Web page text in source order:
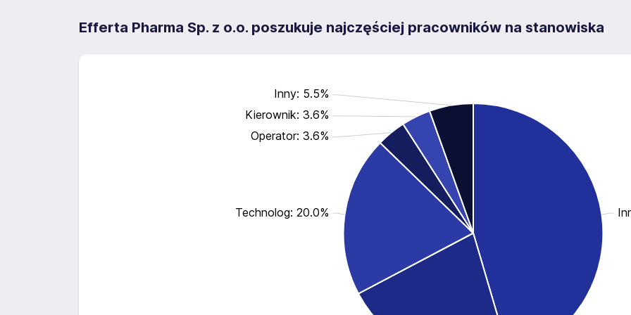
Efferta Pharma Sp. z o.o. poszukuje najczęściej pracowników na stanowiska
Technolog: 20.0%
Operator: 3.6%
Kierownik: 3.6%
Inny: 5.5%